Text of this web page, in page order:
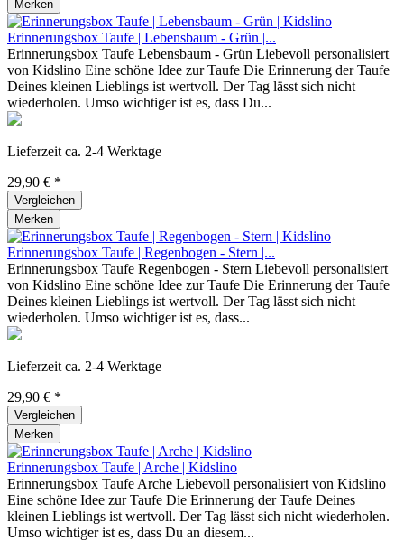
Merken
Erinnerungsbox Taufe | Lebensbaum - Grün |...
Erinnerungsbox Taufe Lebensbaum - Grün Liebevoll personalisiert
von Kidslino Eine schöne Idee zur Taufe Die Erinnerung der Taufe
Deines kleinen Lieblings ist wertvoll. Der Tag lässt sich nicht
wiederholen. Umso wichtiger ist es, dass Du...
Lieferzeit ca. 2-4 Werktage
29,90 € *
Vergleichen
Merken
Erinnerungsbox Taufe | Regenbogen - Stern |...
Erinnerungsbox Taufe Regenbogen - Stern Liebevoll personalisiert
von Kidslino Eine schöne Idee zur Taufe Die Erinnerung der Taufe
Deines kleinen Lieblings ist wertvoll. Der Tag lässt sich nicht
wiederholen. Umso wichtiger ist es, dass...
Lieferzeit ca. 2-4 Werktage
29,90 € *
Vergleichen
Merken
Erinnerungsbox Taufe | Arche | Kidslino
Erinnerungsbox Taufe Arche Liebevoll personalisiert von Kidslino
Eine schöne Idee zur Taufe Die Erinnerung der Taufe Deines
kleinen Lieblings ist wertvoll. Der Tag lässt sich nicht wiederholen.
Umso wichtiger ist es, dass Du an diesem...